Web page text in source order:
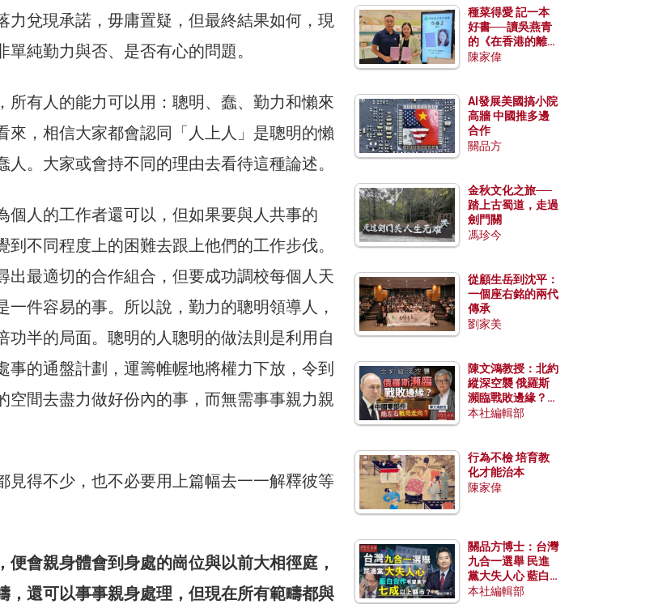
力兌現承諾，毋庸置疑，但最終結果如何，現
純勤力與否、是否有心的問題。
所有人的能力可以用：聰明、蠢、勤力和懶來
來，相信大家都會認同「人上人」是聰明的懶
人。大家或會持不同的理由去看待這種論述。
個人的工作者還可以，但如果要與人共事的
不同程度上的困難去跟上他們的工作步伐。
出最適切的合作組合，但要成功調校每個人天
一件容易的事。所以說，勤力的聰明領導人，
功半的局面。聰明的人聰明的做法則是利用自
事的通盤計劃，運籌帷幄地將權力下放，令到
空間去盡力做好份內的事，而無需事事親力親
見得不少，也不必要用上篇幅去一一解釋彼等
便會親身體會到身處的崗位與以前大相徑庭，
，還可以事事親身處理，但現在所有範疇都與
種菜得愛 記一本
好書──讀吳燕青
的《在香港的離島
種菜》
陳家偉
AI發展美國搞小院
高牆 中國推多邊
合作
關品方
金秋文化之旅──
踏上古蜀道，走過
劍門關
馮珍今
從顧生岳到沈平：
一個座右銘的兩代
傳承
劉家美
陳文鴻教授：北約
縱深空襲 俄羅斯
瀕臨戰敗邊緣？中
國零部件能左右戰
本社編輯部
行為不檢 培育教
化才能治本
陳家偉
關品方博士：台灣
九合一選舉 民進
黨大失人心 藍白
合作有望拿下七成
本社編輯部